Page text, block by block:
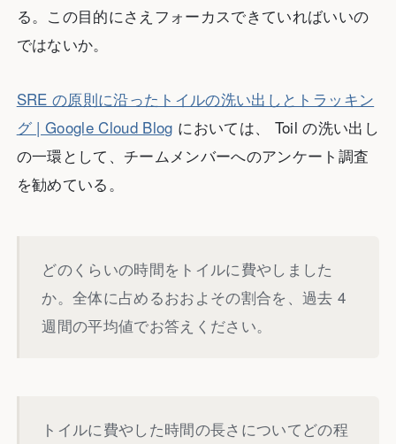
る。この目的にさえフォーカスできていればいいの
ではないか。
SRE の原則に沿ったトイルの洗い出しとトラッキン
グ | Google Cloud Blog においては、 Toil の洗い出し
の一環として、チームメンバーへのアンケート調査
を勧めている。
どのくらいの時間をトイルに費やしました
か。全体に占めるおおよその割合を、過去 4
週間の平均値でお答えください。
トイルに費やした時間の長さについてどの程